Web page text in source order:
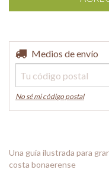
Entregas para el CP:
Medios de envío
No sé mi código postal
Una guía ilustrada para
costa bonaerense